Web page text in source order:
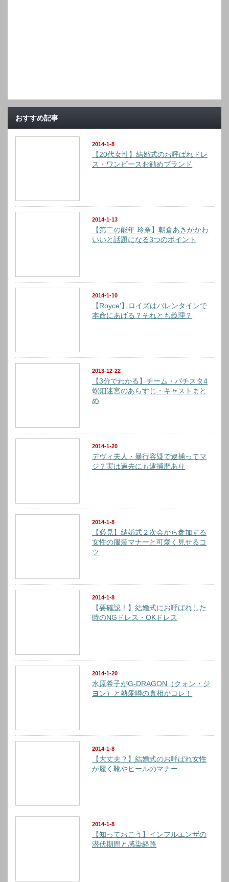
おすすめ記事
2014-1-8
【20代女性】結婚式のお呼ばれドレ
ス・ワンピースお勧めブランド
2014-1-13
【第二の能年 玲奈】朝倉あきがかわ
いいと話題になる3つのポイント
2014-1-10
【Royce’】ロイズはバレンタインで
本命にあげる？それとも義理？
2013-12-22
【3分でわかる】チーム・バチスタ4
螺鈿迷宮のあらすじ・キャストまと
め
2014-1-20
デヴィ夫人・暴行容疑で逮捕ってマ
ジ？実は過去にも逮捕歴あり
2014-1-8
【必見】結婚式２次会から参加する
女性の服装マナーと可愛く見せるコ
ツ
2014-1-8
【要確認！】結婚式にお呼ばれした
時のNGドレス・OKドレス
2014-1-20
水原希子がG-DRAGON（クォン・ジ
ヨン）と熱愛噂の真相がコレ！
2014-1-8
【大丈夫？】結婚式のお呼ばれ女性
が履く靴やヒールのマナー
2014-1-8
【知っておこう】インフルエンザの
潜伏期間と感染経路